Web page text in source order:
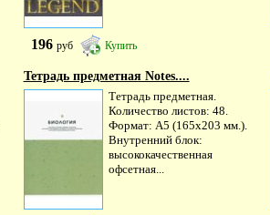
196 руб Купить
Тетрадь предметная Notes....
Тетрадь предметная.
Количество листов: 48.
Формат: А5 (165х203 мм.).
Внутренний блок:
высококачественная
офсетная...